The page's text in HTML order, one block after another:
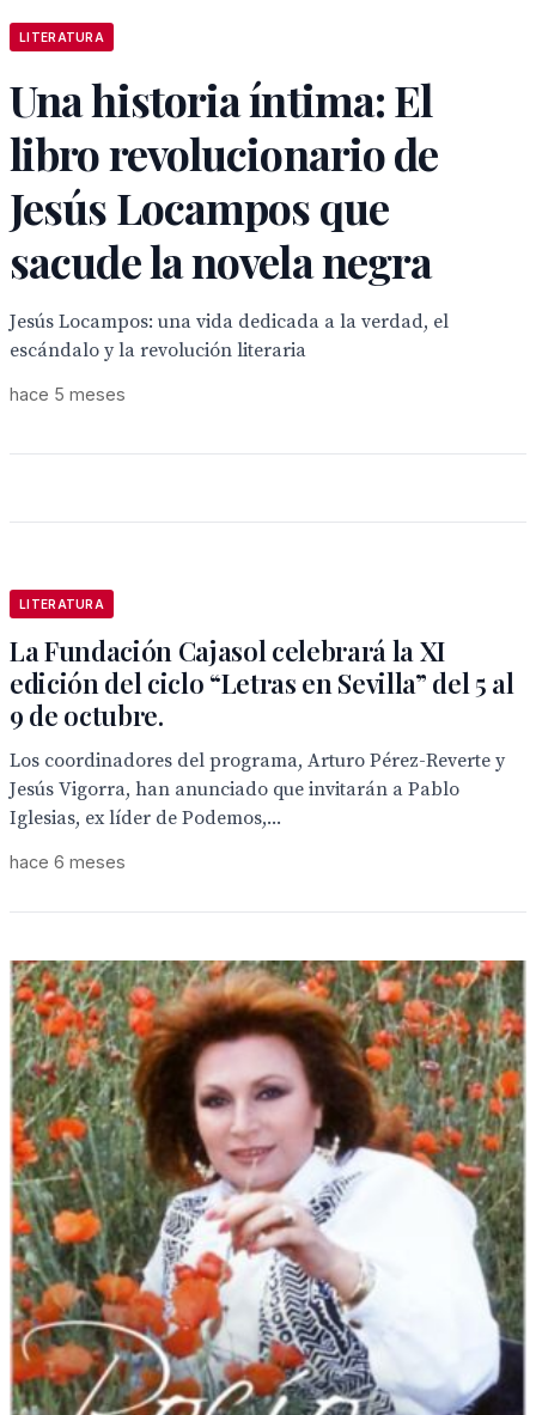
LITERATURA
Una historia íntima: El
libro revolucionario de
Jesús Locampos que
sacude la novela negra
Jesús Locampos: una vida dedicada a la verdad, el
escándalo y la revolución literaria
hace 5 meses
LITERATURA
La Fundación Cajasol celebrará la XI
edición del ciclo “Letras en Sevilla” del 5 al
9 de octubre.
Los coordinadores del programa, Arturo Pérez-Reverte y
Jesús Vigorra, han anunciado que invitarán a Pablo
Iglesias, ex líder de Podemos,...
hace 6 meses